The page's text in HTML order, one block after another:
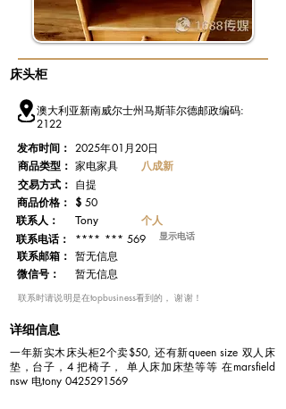
床头柜
澳大利亚新南威尔士州马斯菲尔德邮政编码:
2122
发布时间： 2025年01月20日
​商品类型： 家电家具
八成新
交易方式： 自提
​商品价格： $50
联系人：
Tony 个人
联系电话： **** *** 569 显示电话
​联系邮箱： 暂无信息
微信号：
暂无信息
​联系时请说明是在topbusiness看到的， 谢谢！
详细信息
一年新实木床头柜2个卖$50, 还有新queen size 双人床
垫，台子，4 把椅子， 单人床加床垫等等 在marsfield
nsw 电tony 0425291569